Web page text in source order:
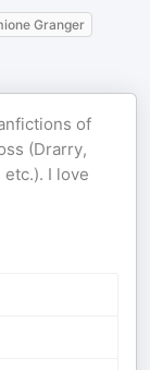
Granger
of
(Drarry,
I love